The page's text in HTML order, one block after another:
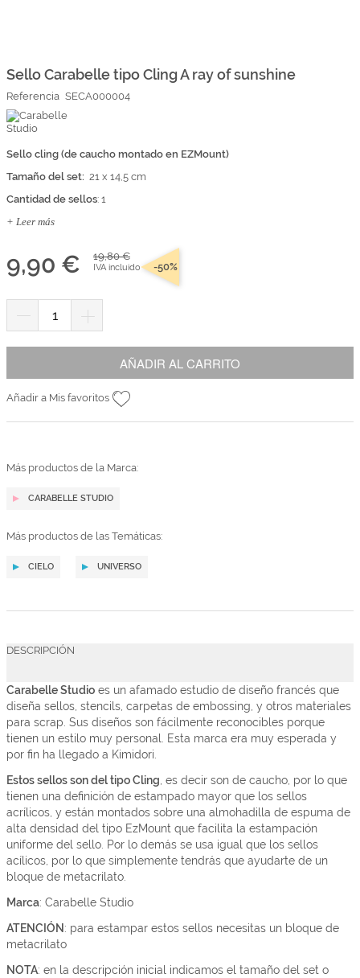
Top Ventas
Iniciar sesión/Regístrate
Somos Kimidori
comienzo
la
galería
de
imágenes
Sello Carabelle tipo Cling A ray of sunshine
Referencia SECA000004
Sello cling (de caucho montado en EZMount)
Tamaño del set: 21 x 14,5 cm
Cantidad de sellos: 1
+ Leer más
9,90 € 19,80 €
IVA incluido -50%
AÑADIR AL CARRITO
Añadir a Mis favoritos
Más productos de la Marca:
CARABELLE STUDIO
Más productos de las Temáticas:
CIELO UNIVERSO
DESCRIPCIÓN
Carabelle Studio es un afamado estudio de diseño francés que
diseña sellos, stencils, carpetas de embossing, y otros materiales
para scrap. Sus diseños son fácilmente reconocibles porque
tienen un estilo muy personal. Esta marca era muy esperada y
por fin ha llegado a Kimidori.
Estos sellos son del tipo Cling, es decir son de caucho, por lo que
tienen una definición de estampado mayor que los sellos
acrílicos, y están montados sobre una almohadilla de espuma de
alta densidad del tipo EzMount que facilita la estampación
uniforme del sello. Por lo demás se usa igual que los sellos
acílicos, por lo que simplemente tendrás que ayudarte de un
bloque de metacrilato.
Marca: Carabelle Studio
ATENCIÓN : para estampar estos sellos necesitas un bloque de
metacrilato
NOTA: en la descripción inicial indicamos el tamaño del set o